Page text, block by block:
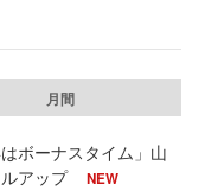
月間
ボーナスタイム」山
アップ
NEW